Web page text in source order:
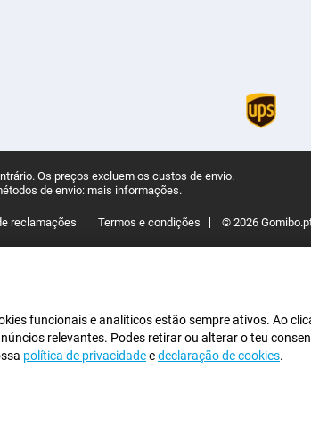
funcionais e analíticos estão sempre ativos. Ao
relevantes. Podes retirar ou alterar o teu
política de privacidadeedeclaração de cookies.
Os preços excluem os custos de envio.
de envio: mais informações.
reclamações Termos e condições © 2026